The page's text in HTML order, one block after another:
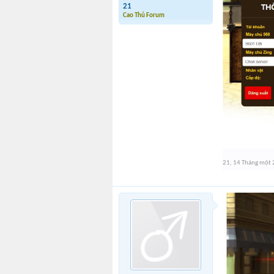
21
Cao Thủ Forum
21, 14 Tháng một